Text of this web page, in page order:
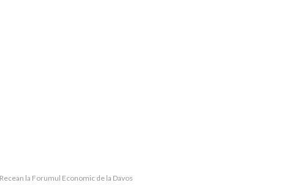
la Forumul Economic de la Davos